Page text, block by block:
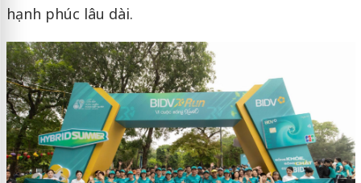
hạnh phúc lâu dài.